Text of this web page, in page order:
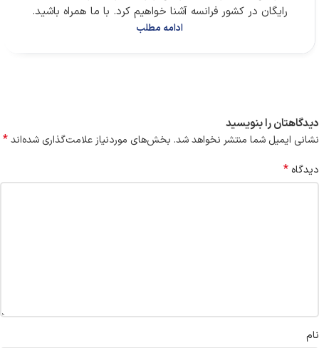
رایگان در کشور فرانسه آشنا خواهیم کرد. با ما همراه باشید.
ادامه مطلب
دیدگاهتان را بنویسید
نشانی ایمیل شما منتشر نخواهد شد. بخش‌های موردنیاز علامت‌گذاری شده‌اند*
دیدگاه *
نام